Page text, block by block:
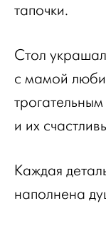
тапочки.
Стол
с мамой
и их
Каждая
наполнена